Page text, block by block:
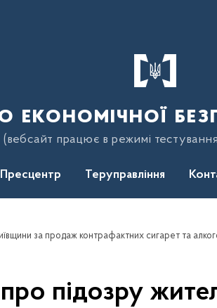
економічної
(вебсайт працює в режимі
Пресцентр Теруправління
за продаж контрафактних сигарет та
підозру